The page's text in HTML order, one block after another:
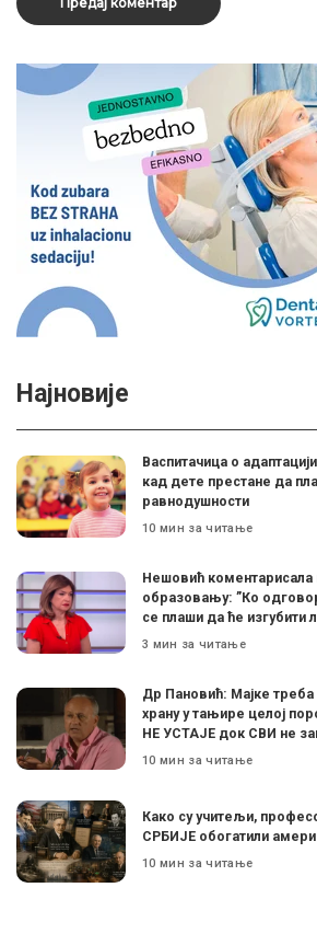
Најновије
Васпитачица о
кад дете престане да
равнодушности
10 мин за читање
Нешовић коментарисала
образовању: ”Ко
се плаши да ће изгубити
3 мин за читање
Др Пановић: Мајке треба
храну у тањире целој
НЕ УСТАЈЕ док СВИ не
10 мин за читање
Како су учитељи,
СРБИЈЕ обогатили
10 мин за читање